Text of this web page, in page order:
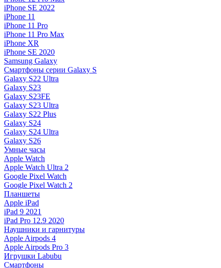
iPhone SE 2022
iPhone 11
iPhone 11 Pro
iPhone 11 Pro Max
iPhone XR
iPhone SE 2020
Samsung Galaxy
Смартфоны серии Galaxy S
Galaxy S22 Ultra
Galaxy S23
Galaxy S23FE
Galaxy S23 Ultra
Galaxy S22 Plus
Galaxy S24
Galaxy S24 Ultra
Galaxy S26
Умные часы
Apple Watch
Apple Watch Ultra 2
Google Pixel Watch
Google Pixel Watch 2
Планшеты
Apple iPad
iPad 9 2021
iPad Pro 12.9 2020
Наушники и гарнитуры
Apple Airpods 4
Apple Airpods Pro 3
Игрушки Labubu
Смартфоны